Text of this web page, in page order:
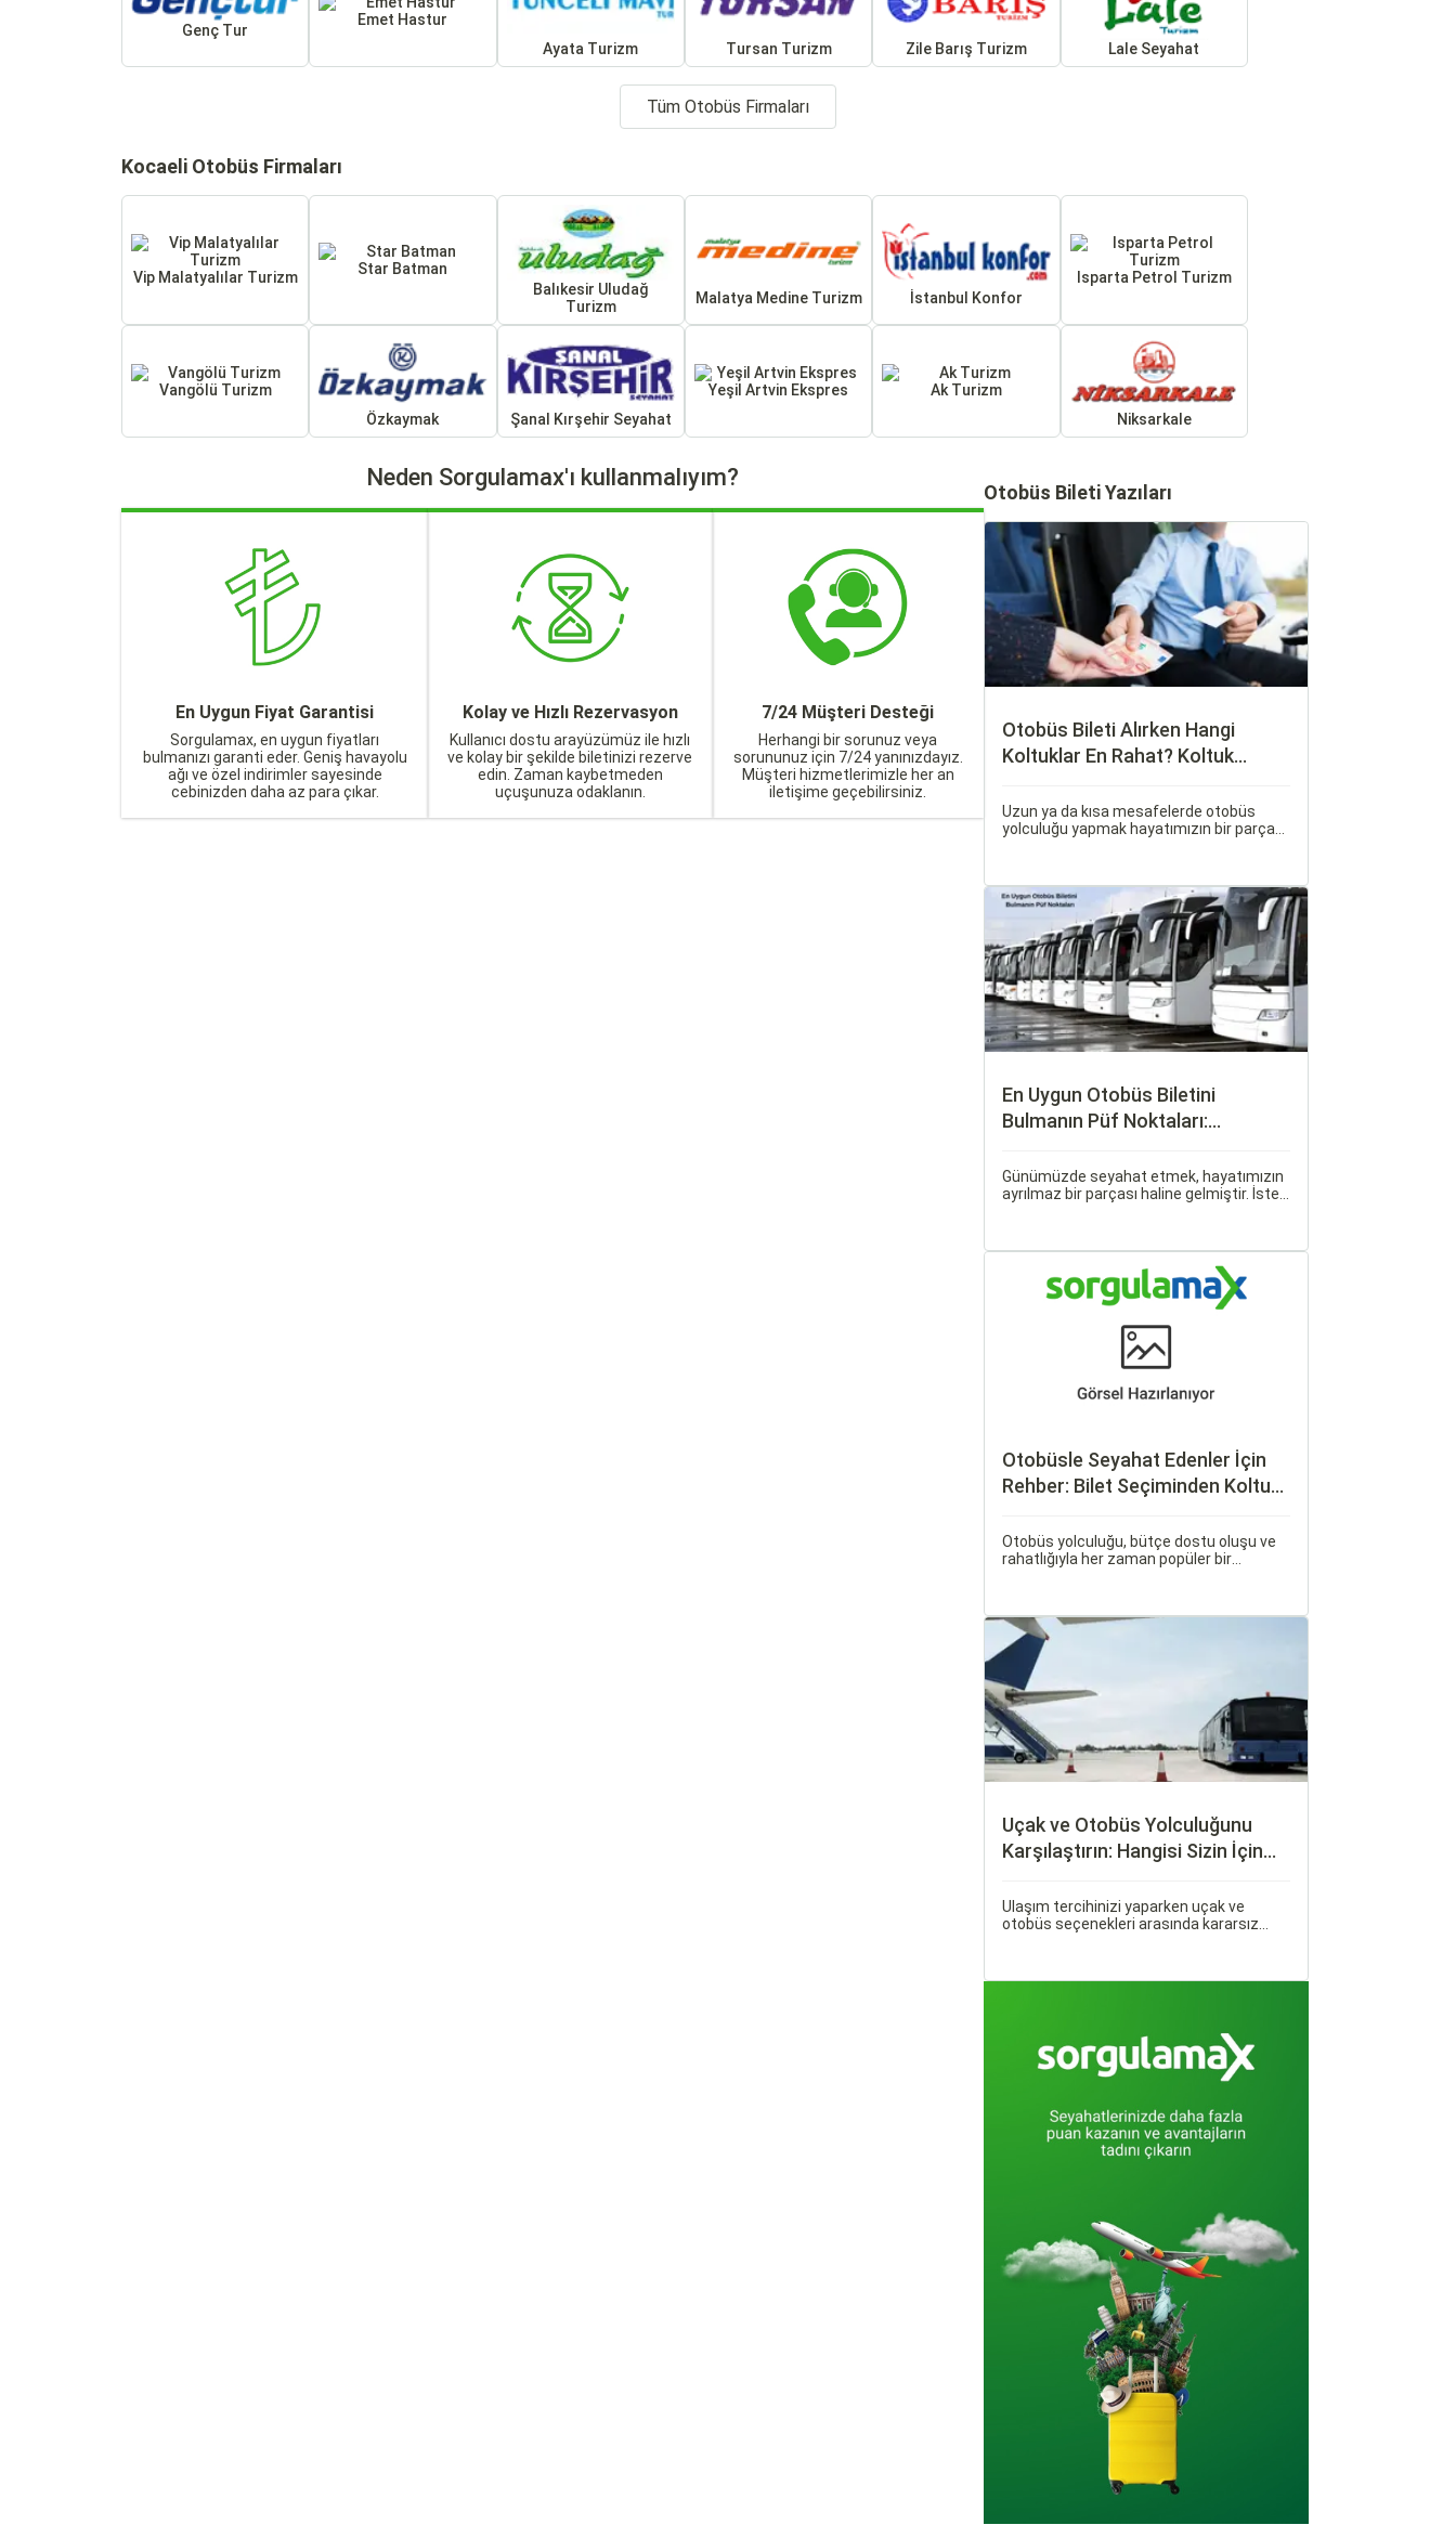
Genç Tur
Emet Hastur
Ayata Turizm
Tursan Turizm Zile Barış Turizm Lale Seyahat
Tüm Otobüs Firmaları
Kocaeli Otobüs Firmaları
Vip Malatyalılar Turizm
Star Batman
Balıkesir Uludağ
Turizm
Malatya Medine Turizm İstanbul Konfor
Isparta Petrol Turizm
Vangölü Turizm
Özkaymak
Şanal Kırşehir Seyahat
Yeşil Artvin Ekspres
Ak Turizm
Niksarkale
Neden Sorgulamax'ı kullanmalıyım?
En Uygun Fiyat Garantisi
Sorgulamax, en uygun fiyatları
bulmanızı garanti eder. Geniş havayolu
ağı ve özel indirimler sayesinde
cebinizden daha az para çıkar.
Kolay ve Hızlı Rezervasyon
Kullanıcı dostu arayüzümüz ile hızlı
ve kolay bir şekilde biletinizi rezerve
edin. Zaman kaybetmeden
uçuşunuza odaklanın.
7/24 Müşteri Desteği
Herhangi bir sorunuz veya
sorununuz için 7/24 yanınızdayız.
Müşteri hizmetlerimizle her an
iletişime geçebilirsiniz.
Otobüs Bileti Yazıları
Otobüs Bileti Alırken Hangi
Koltuklar En Rahat? Koltuk
Uzun ya da kısa mesafelerde otobüs
yolculuğu yapmak hayatımızın bir parçası
olduğunu çoğu zaman fark etmiyoruz.
En Uygun Otobüs Biletini
Bulmanın Püf Noktaları:
Günümüzde seyahat etmek, hayatımızın
ayrılmaz bir parçası haline gelmiştir. İster
seçenekleri arasından en uygun olanı
Otobüsle Seyahat Edenler İçin
Rehber: Bilet Seçiminden Koltuk
Otobüs yolculuğu, bütçe dostu oluşu ve
rahatlığıyla her zaman popüler bir
getirmek için bilinmesi gereken pek çok
püf noktası bulunuyor.
Uçak ve Otobüs Yolculuğunu
Karşılaştırın: Hangisi Sizin İçin
Ulaşım tercihinizi yaparken uçak ve
otobüs seçenekleri arasında kararsız
ve dezavantajlar sunar.